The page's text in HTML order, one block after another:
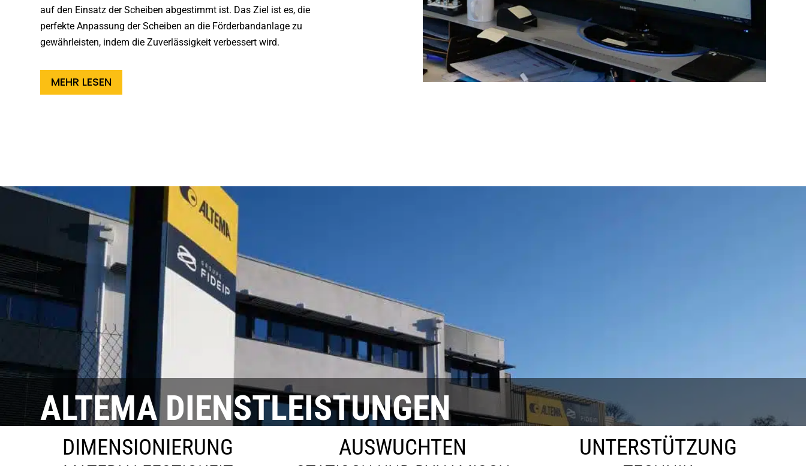
auf den Einsatz der Scheiben abgestimmt ist. Das Ziel ist es, die
perfekte Anpassung der Scheiben an die Förderbandanlage zu
gewährleisten, indem die Zuverlässigkeit verbessert wird.
MEHR LESEN
ALTEMA DIENSTLEISTUNGEN
DIMENSIONIERUNG AUSWUCHTEN UNTERSTÜTZUNG